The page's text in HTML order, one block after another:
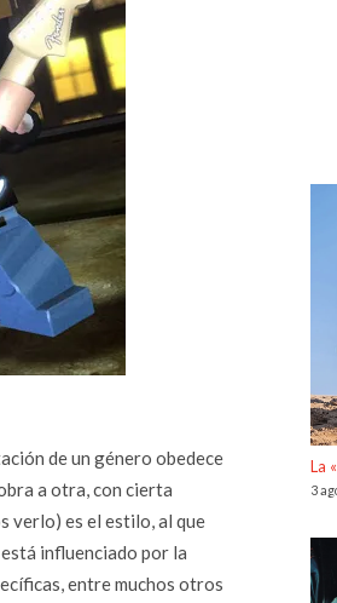
de un género obedece
a otra, con cierta
verlo) es el estilo, al que
influenciado por la
entre muchos otros
La
3